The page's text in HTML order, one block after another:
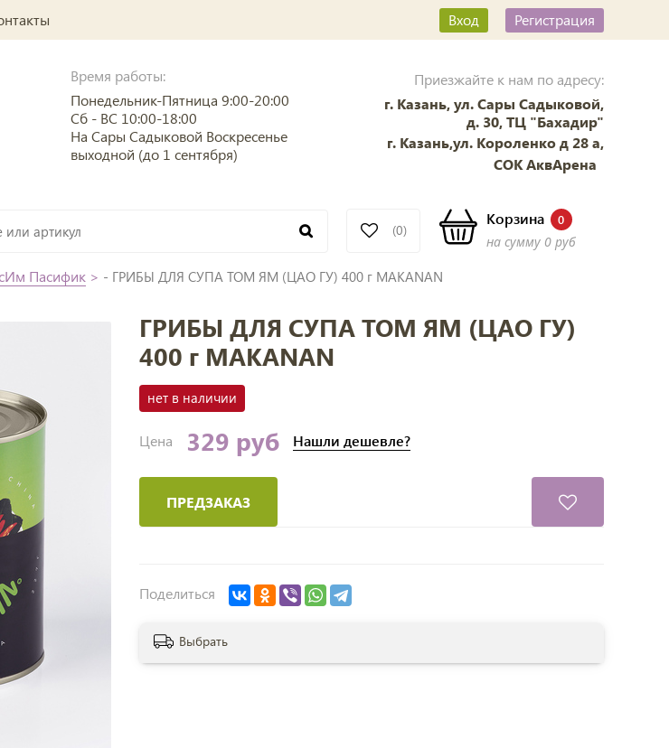
Вход Регистрация
Время работы:
Понедельник-Пятница 9:00-20:00
Сб - ВС 10:00-18:00
На Сары Садыковой Воскресенье
выходной (до 1 сентября)
Приезжайте к нам по адресу:
г. Казань, ул. Сары Садыковой,
д. 30, ТЦ "Бахадир"
г. Казань,ул. Короленко д 28 а,
СОК АквАрена
(0)
Корзина 0
на сумму 0 руб
Пасифик > - ГРИБЫ ДЛЯ СУПА ТОМ ЯМ (ЦАО ГУ) 400 г MAKANAN
ГРИБЫ ДЛЯ СУПА ТОМ ЯМ (ЦАО ГУ)
400 г MAKANAN
нет в наличии
Цена 329 руб Нашли дешевле?
ПРЕДЗАКАЗ
Поделиться
Выбрать